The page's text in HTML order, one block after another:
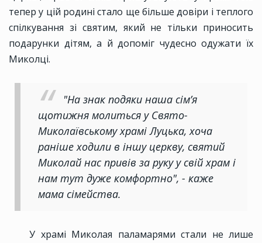
тепер у цій родині стало ще більше довіри і теплого
спілкування зі святим, який не тільки приносить
подарунки дітям, а й допоміг чудесно одужати їх
Миколці.
"На знак подяки наша сім’я
щотижня молиться у Свято-
Миколаївському храмі Луцька, хоча
раніше ходили в іншу церкву, святий
Миколай нас привів за руку у свій храм і
нам тут дуже комфортно", - каже
мама сімейства.
У храмі Миколая паламарями стали не лише